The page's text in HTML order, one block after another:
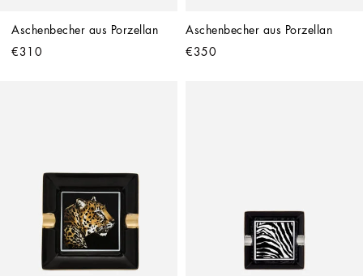
Aschenbecher aus Porzellan
€310
Aschenbecher aus Porzellan
€350